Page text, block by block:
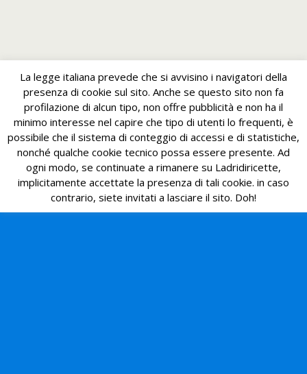
La legge italiana prevede che si avvisino i navigatori della
presenza di cookie sul sito. Anche se questo sito non fa
profilazione di alcun tipo, non offre pubblicità e non ha il
minimo interesse nel capire che tipo di utenti lo frequenti, è
possibile che il sistema di conteggio di accessi e di statistiche,
nonché qualche cookie tecnico possa essere presente. Ad
ogni modo, se continuate a rimanere su Ladridiricette,
implicitamente accettate la presenza di tali cookie. in caso
contrario, siete invitati a lasciare il sito. Doh!